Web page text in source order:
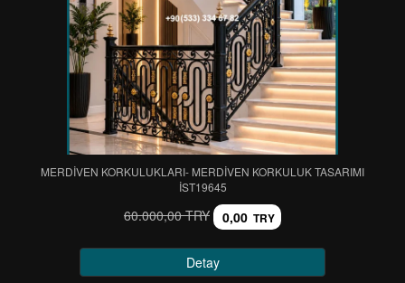
MERDİVEN KORKULUKLARI- MERDİVEN KORKULUK TASARIMI
IST19645
60.000,00 TRY 0,00 TRY
Detay